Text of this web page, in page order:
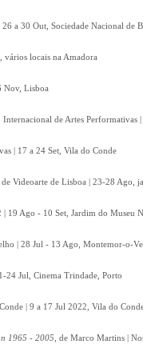
a 30 Out, Sociedade Nacional de
vários locais na Amadora
Nov, Lisboa
de Artes Performativas
| 17 a 24 Set, Vila do Conde
Videoarte de Lisboa | 23-28 Ago,
19 Ago - 10 Set, Jardim do Museu
| 28 Jul - 13 Ago, Montemor-o-
24 Jul, Cinema Trindade, Porto
| 9 a 17 Jul 2022, Vila do
1965 - 2005 , de Marco Martins |